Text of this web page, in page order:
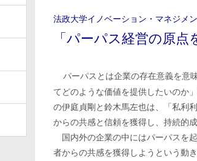
法政大学イノベーション・マネジメ
「パーパス経営の原点
パーパスとは企業の存在意義を意
てどのような価値を提供したいのか
の伊庭貞剛と鈴木馬左也は、「私利
からの共感と信頼を獲得し、持続的
国内外の企業の中にはパーパスを
者からの共感を獲得しようという動